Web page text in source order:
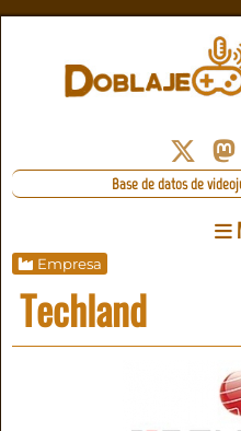
Base de datos de
Empresa
Techland